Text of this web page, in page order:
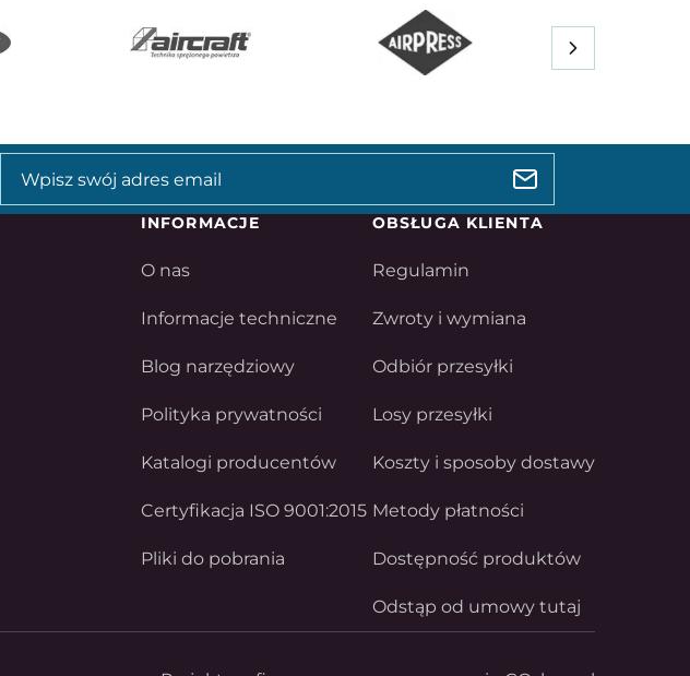
INFORMACJE
O nas
Informacje techniczne
Blog narzędziowy
Polityka prywatności
Katalogi producentów
Certyfikacja ISO 9001:2015
Pliki do pobrania
OBSŁUGA KLIENTA
Regulamin
Zwroty i wymiana
Odbiór przesyłki
Losy przesyłki
Koszty i sposoby dostawy
Metody płatności
Dostępność produktów
Odstąp od umowy tutaj